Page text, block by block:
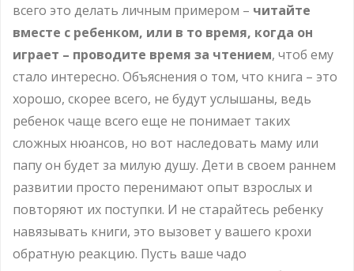
всего это делать личным примером – читайте
вместе с ребенком, или в то время, когда он
играет – проводите время за чтением, чтоб ему
стало интересно. Объяснения о том, что книга – это
хорошо, скорее всего, не будут услышаны, ведь
ребенок чаще всего еще не понимает таких
сложных нюансов, но вот наследовать маму или
папу он будет за милую душу. Дети в своем раннем
развитии просто перенимают опыт взрослых и
повторяют их поступки. И не старайтесь ребенку
навязывать книги, это вызовет у вашего крохи
обратную реакцию. Пусть ваше чадо